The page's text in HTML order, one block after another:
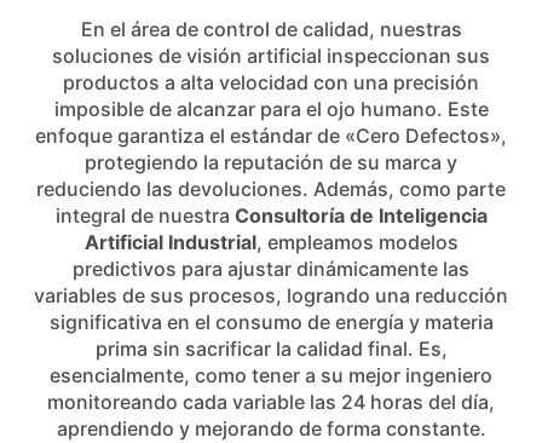
En el área de control de calidad, nuestras
soluciones de visión artificial inspeccionan sus
productos a alta velocidad con una precisión
imposible de alcanzar para el ojo humano. Este
enfoque garantiza el estándar de «Cero Defectos»,
protegiendo la reputación de su marca y
reduciendo las devoluciones. Además, como parte
integral de nuestra Consultoría de Inteligencia
Artificial Industrial, empleamos modelos
predictivos para ajustar dinámicamente las
variables de sus procesos, logrando una reducción
significativa en el consumo de energía y materia
prima sin sacrificar la calidad final. Es,
esencialmente, como tener a su mejor ingeniero
monitoreando cada variable las 24 horas del día,
aprendiendo y mejorando de forma constante.